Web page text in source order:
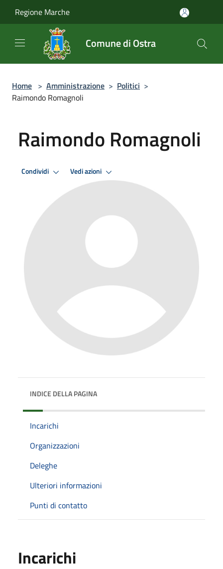
Regione Marche
Comune di Ostra
Home > Amministrazione > Politici >
Raimondo Romagnoli
Raimondo Romagnoli
Condividi Vedi azioni
INDICE DELLA PAGINA
Incarichi
Organizzazioni
Deleghe
Ulteriori informazioni
Punti di contatto
Incarichi